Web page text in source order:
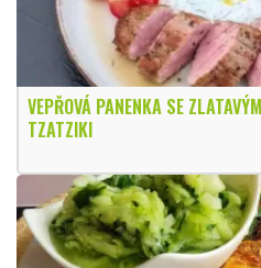
VEPŘOVÁ PANENKA SE
TZATZIKI